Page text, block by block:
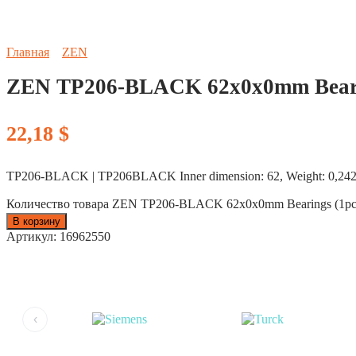
Главная ZEN
ZEN TP206-BLACK 62x0x0mm
22,18 $
TP206-BLACK | TP206BLACK Inner dimension: 62, Weight:
Количество товара ZEN TP206-BLACK 62x0x0mm Bearings
В корзину
Артикул: 16962550
‹